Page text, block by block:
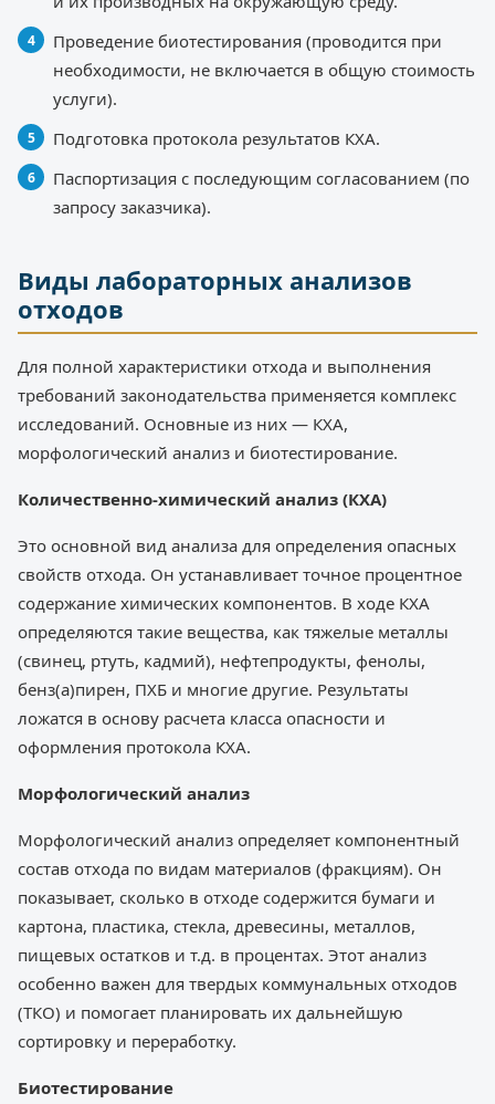
Проведение биотестирования (проводится при
необходимости, не включается в общую стоимость
услуги).
Подготовка протокола результатов КХА.
Паспортизация с последующим согласованием (по
запросу заказчика).
Виды лабораторных анализов
отходов
Для полной характеристики отхода и выполнения
требований законодательства применяется комплекс
исследований. Основные из них — КХА,
морфологический анализ и биотестирование.
Количественно-химический анализ (КХА)
Это основной вид анализа для определения опасных
свойств отхода. Он устанавливает точное процентное
содержание химических компонентов. В ходе КХА
определяются такие вещества, как тяжелые металлы
(свинец, ртуть, кадмий), нефтепродукты, фенолы,
бенз(а)пирен, ПХБ и многие другие. Результаты
ложатся в основу расчета класса опасности и
оформления протокола КХА.
Морфологический анализ
Морфологический анализ определяет компонентный
состав отхода по видам материалов (фракциям). Он
показывает, сколько в отходе содержится бумаги и
картона, пластика, стекла, древесины, металлов,
пищевых остатков и т.д. в процентах. Этот анализ
особенно важен для твердых коммунальных отходов
(ТКО) и помогает планировать их дальнейшую
сортировку и переработку.
Биотестирование